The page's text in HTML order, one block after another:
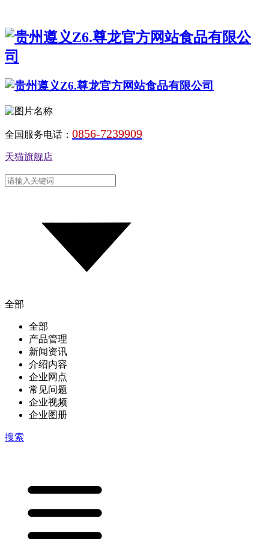
全国服务电话： 0856-7239909
天猫旗舰店
全部
全部
产品管理
新闻资讯
介绍内容
企业网点
常见问题
企业视频
企业图册
搜索